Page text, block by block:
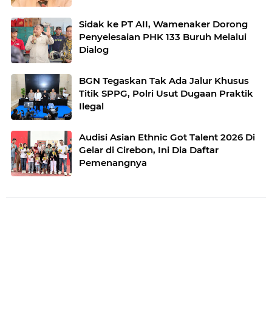
Sidak ke PT AII, Wamenaker Dorong
Penyelesaian PHK 133 Buruh Melalui
Dialog
BGN Tegaskan Tak Ada Jalur Khusus
Titik SPPG, Polri Usut Dugaan Praktik
Ilegal
Audisi Asian Ethnic Got Talent 2026 Di
Gelar di Cirebon, Ini Dia Daftar
Pemenangnya